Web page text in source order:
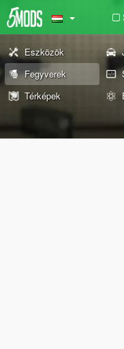
Eszközök
Fegyverek
Térképek